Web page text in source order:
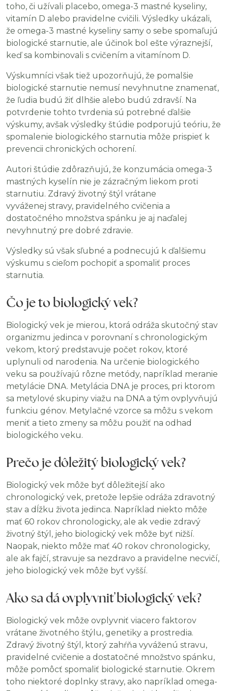
toho, či užívali placebo, omega-3 mastné kyseliny,
vitamín D alebo pravidelne cvičili. Výsledky ukázali,
že omega-3 mastné kyseliny samy o sebe spomaľujú
biologické starnutie, ale účinok bol ešte výraznejší,
keď sa kombinovali s cvičením a vitamínom D.
Výskumníci však tiež upozorňujú, že pomalšie
biologické starnutie nemusí nevyhnutne znamenať,
že ľudia budú žiť dlhšie alebo budú zdravší. Na
potvrdenie tohto tvrdenia sú potrebné ďalšie
výskumy, avšak výsledky štúdie podporujú teóriu, že
spomalenie biologického starnutia môže prispieť k
prevencii chronických ochorení.
Autori štúdie zdôrazňujú, že konzumácia omega-3
mastných kyselín nie je zázračným liekom proti
starnutiu. Zdravý životný štýl vrátane
vyváženej stravy, pravidelného cvičenia a
dostatočného množstva spánku je aj naďalej
nevyhnutný pre dobré zdravie.
Výsledky sú však sľubné a podnecujú k ďalšiemu
výskumu s cieľom pochopiť a spomaliť proces
starnutia.
Čo je to biologický vek?
Biologický vek je mierou, ktorá odráža skutočný stav
organizmu jedinca v porovnaní s chronologickým
vekom, ktorý predstavuje počet rokov, ktoré
uplynuli od narodenia. Na určenie biologického
veku sa používajú rôzne metódy, napríklad meranie
metylácie DNA. Metylácia DNA je proces, pri ktorom
sa metylové skupiny viažu na DNA a tým ovplyvňujú
funkciu génov. Metylačné vzorce sa môžu s vekom
meniť a tieto zmeny sa môžu použiť na odhad
biologického veku.
Prečo je dôležitý biologický vek?
Biologický vek môže byť dôležitejší ako
chronologický vek, pretože lepšie odráža zdravotný
stav a dĺžku života jedinca. Napríklad niekto môže
mať 60 rokov chronologicky, ale ak vedie zdravý
životný štýl, jeho biologický vek môže byť nižší.
Naopak, niekto môže mať 40 rokov chronologicky,
ale ak fajčí, stravuje sa nezdravo a pravidelne necvičí,
jeho biologický vek môže byť vyšší.
Ako sa dá ovplyvniť biologický vek?
Biologický vek môže ovplyvniť viacero faktorov
vrátane životného štýlu, genetiky a prostredia.
Zdravý životný štýl, ktorý zahŕňa vyváženú stravu,
pravidelné cvičenie a dostatočné množstvo spánku,
môže pomôcť spomaliť biologické starnutie. Okrem
toho niektoré doplnky stravy, ako napríklad omega-